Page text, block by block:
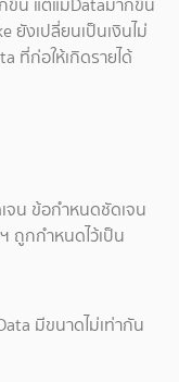
น แต่แม้Dataมากขึ้น
ยังเปลี่ยนเป็นเงินไม่
ที่ก่อให้เกิดรายได้
จน ข้อกำหนดชัดเจน
ถูกกำหนดไว้เป็น
มีขนาดไม่เท่ากัน